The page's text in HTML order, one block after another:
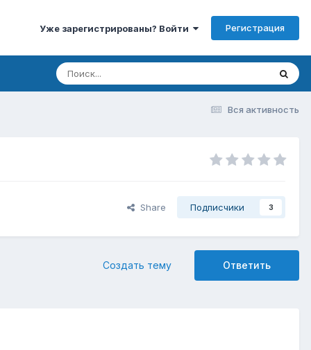
Уже зарегистрированы? Войти Регистрация
Вся активность
Share Подписчики 3
Ответить
Создать тему